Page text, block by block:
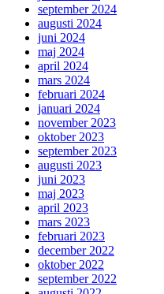
september 2024
augusti 2024
juni 2024
maj 2024
april 2024
mars 2024
februari 2024
januari 2024
november 2023
oktober 2023
september 2023
augusti 2023
juni 2023
maj 2023
april 2023
mars 2023
februari 2023
december 2022
oktober 2022
september 2022